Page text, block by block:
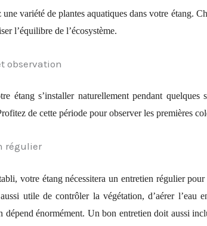
variété de plantes aquatiques dans votre étang.
l’équilibre de l’écosystème.
observation
étang s’installer naturellement pendant quelques
de cette période pour observer les premières
régulier
votre étang nécessitera un entretien régulier
utile de contrôler la végétation, d’aérer l’eau
dépend énormément. Un bon entretien doit aussi